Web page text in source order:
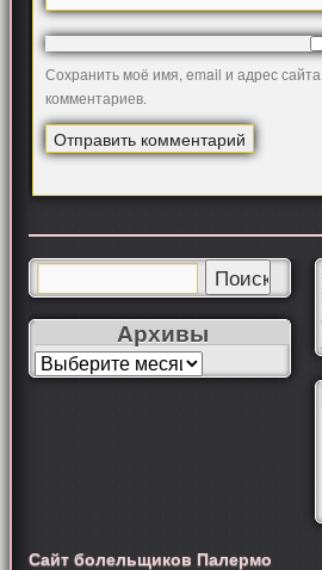
Сохранить моё имя, email и адрес
комментариев.
Архивы
Сайт болельщиков Палермо